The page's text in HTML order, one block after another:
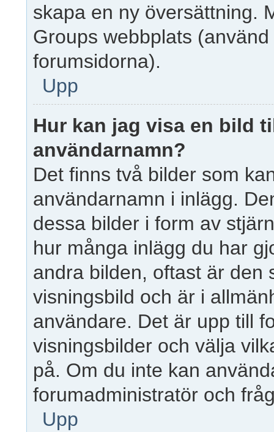
skapa en ny översättning.
Groups webbplats
forumsidorna).
Upp
Hur kan jag visa en bild
användarnamn?
Det finns två bilder som
användarnamn i inlägg.
dessa bilder i form av
hur många inlägg du har
andra bilden, oftast är den
visningsbild och är i
användare. Det är upp till
visningsbilder och välja
på. Om du inte kan
forumadministratör och
Upp